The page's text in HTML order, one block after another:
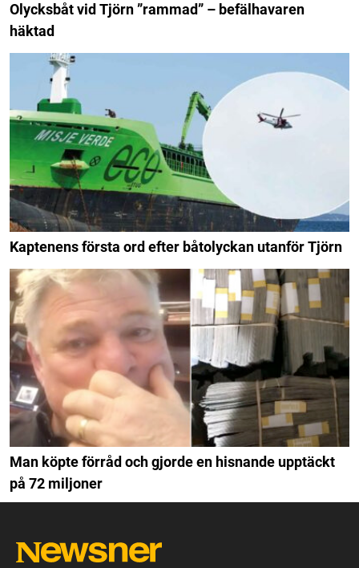
Olycksbåt vid Tjörn ”rammad” – befälhavaren
häktad
Kaptenens första ord efter båtolyckan utanför Tjörn
Man köpte förråd och gjorde en hisnande upptäckt
på 72 miljoner